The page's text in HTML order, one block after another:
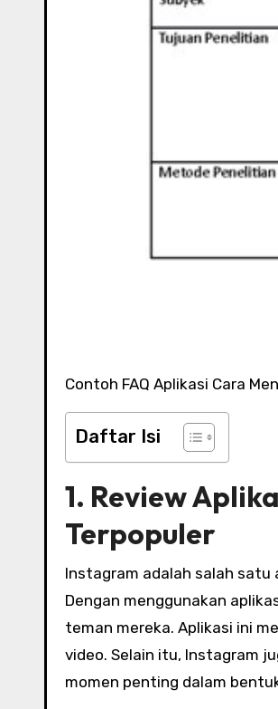
Contoh FAQ Aplikasi Cara
Daftar Isi
1. Review
Terpopuler
Instagram adalah salah satu
Dengan menggunakan
teman mereka. Aplikasi ini
video. Selain itu, Instagram
momen penting dalam